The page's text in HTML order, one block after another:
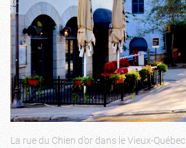
La rue du Chien d’or dans le Vieux-Québec